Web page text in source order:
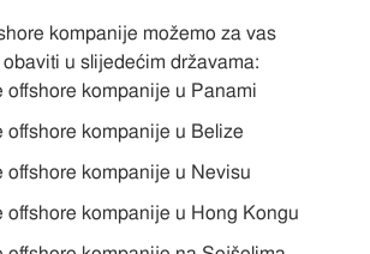
kompanije možemo za vas
u slijedećim državama:
offshore kompanije u Panami
offshore kompanije u Belize
offshore kompanije u Nevisu
offshore kompanije u Hong Kongu